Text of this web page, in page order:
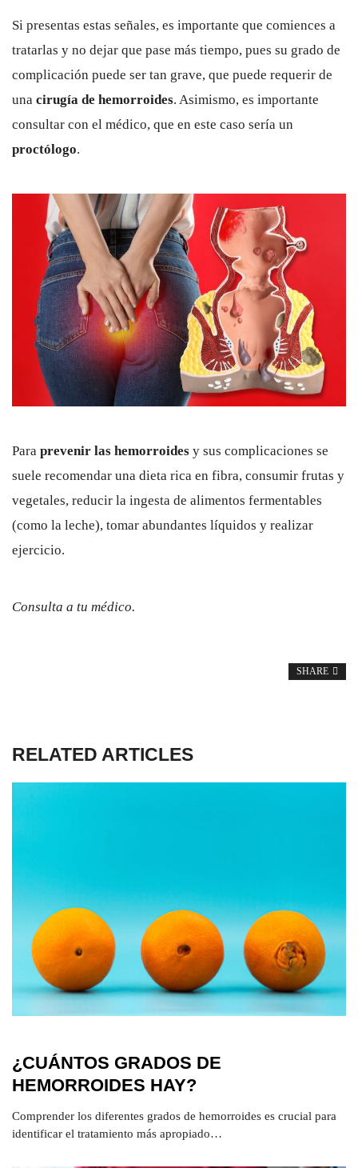
Si presentas estas señales, es importante que comiences a
tratarlas y no dejar que pase más tiempo, pues su grado de
complicación puede ser tan grave, que puede requerir de
una cirugía de hemorroides. Asimismo, es importante
consultar con el médico, que en este caso sería un
proctólogo.
Para prevenir las hemorroides y sus complicaciones se
suele recomendar una dieta rica en fibra, consumir frutas y
vegetales, reducir la ingesta de alimentos fermentables
(como la leche), tomar abundantes líquidos y realizar
ejercicio.
Consulta a tu médico.
SHARE
RELATED ARTICLES
¿CUÁNTOS GRADOS DE
HEMORROIDES HAY?
Comprender los diferentes grados de hemorroides es crucial para
identificar el tratamiento más apropiado…